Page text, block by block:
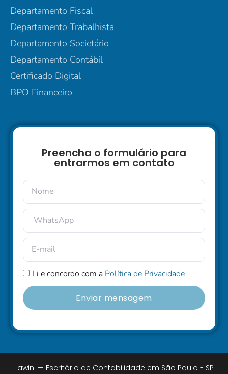
Departamento Fiscal
Departamento Trabalhista
Departamento Societário
Departamento Contábil
Certificado Digital
BPO Financeiro
Preencha o formulário para
entrarmos em contato
Li e concordo com a Política de Privacidade
Enviar mensagem
Lawini — Escritório de Contabilidade em São Paulo - SP